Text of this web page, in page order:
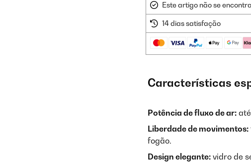
Este artigo não se
14 dias satisfação
Características
Potência de fluxo de ar:
Liberdade de movimentos:
fogão.
Design elegante: vidro de